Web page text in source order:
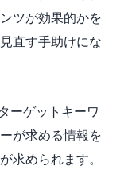
ツが効果的かを
直す手助けにな
ーゲットキーワ
が求める情報を
求められます。